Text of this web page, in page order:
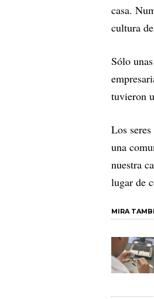
casa.
cultura
Sólo
tuvieron
Los
una
nuestra
lugar de
MIRA